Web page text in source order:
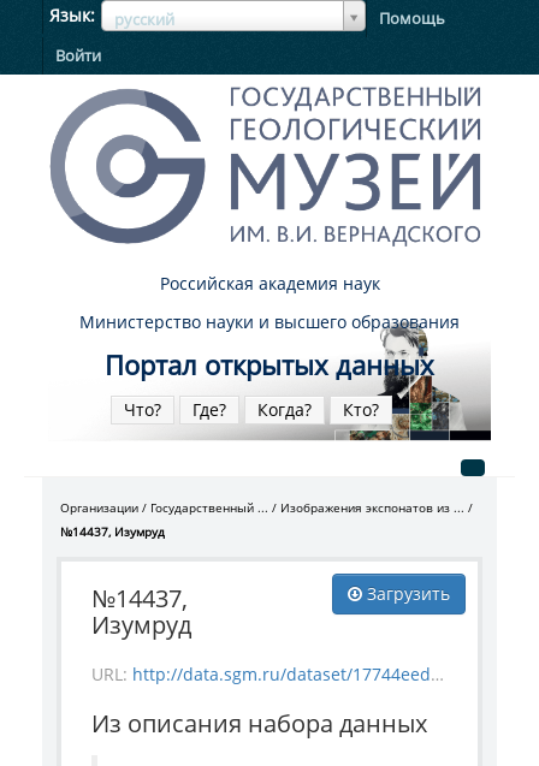
Язык русский
ЯзыкЯзык
Помощь
Войти
Российская академия наук
Министерство науки и высшего образования
Портал открытых данных
Что? Где? Когда? Кто?
Организации Государственный ...
Изображения экспонатов из ...
№14437, Изумруд
Загрузить
№14437,
Изумруд
URL: http://data.sgm.ru/dataset/17744eed-27fa-4a9a-bc72-4e657fa570af/resource/5168cf2d-107b-41cb-92b0-425b9e63823b/download/mineral_14437.jpg
Из описания набора данных